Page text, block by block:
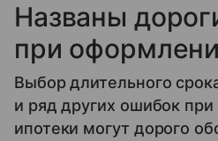
Названы
при
Выбор длительного
и ряд других ошибок
ипотеки могут дорого